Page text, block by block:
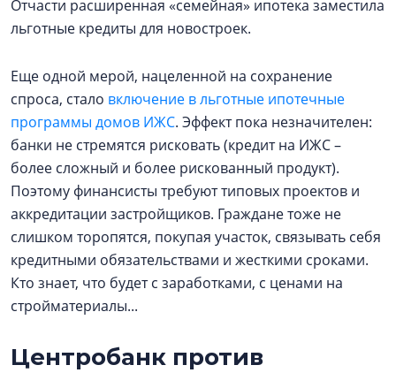
Отчасти расширенная «семейная» ипотека заместила
льготные кредиты для новостроек.
Еще одной мерой, нацеленной на сохранение
спроса, стало включение в льготные ипотечные
программы домов ИЖС. Эффект пока незначителен:
банки не стремятся рисковать (кредит на ИЖС –
более сложный и более рискованный продукт).
Поэтому финансисты требуют типовых проектов и
аккредитации застройщиков. Граждане тоже не
слишком торопятся, покупая участок, связывать себя
кредитными обязательствами и жесткими сроками.
Кто знает, что будет с заработками, с ценами на
стройматериалы...
Центробанк против